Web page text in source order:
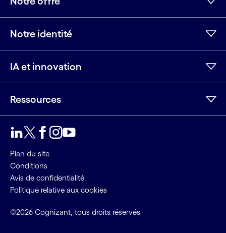
Notre identité
IA et innovation
Ressources
Plan du site
Conditions
Avis de confidentialité
Politique relative aux cookies
©2026 Cognizant, tous droits réservés